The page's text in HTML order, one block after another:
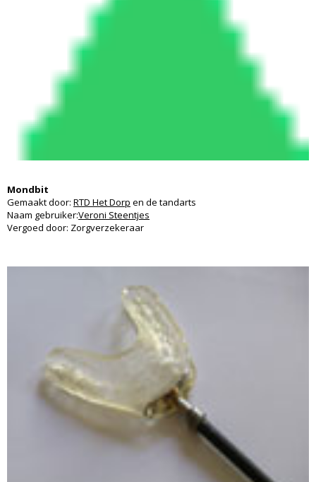
Mondbit
Gemaakt door: RTD Het Dorp en de tandarts
Naam gebruiker:Veroni Steentjes
Vergoed door: Zorgverzekeraar